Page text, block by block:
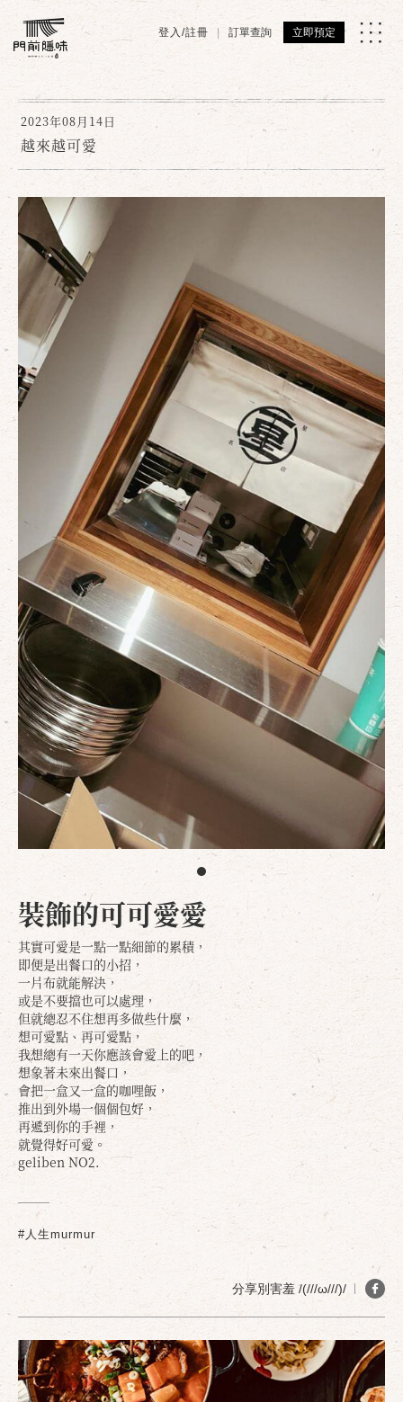
登入/註冊 訂單查詢 立即預定
2023年08月14日
越來越可愛
裝飾的可可愛愛
其實可愛是一點一點細節的累積，
即便是出餐口的小招，
一片布就能解決，
或是不要擋也可以處理，
但就總忍不住想再多做些什麼，
想可愛點、再可愛點，
我想總有一天你應該會愛上的吧，
想象著未來出餐口，
會把一盒又一盒的咖哩飯，
推出到外場一個個包好，
再遞到你的手裡，
就覺得好可愛。
geliben NO2.
#人生murmur
分享別害羞 /(///ω///)/